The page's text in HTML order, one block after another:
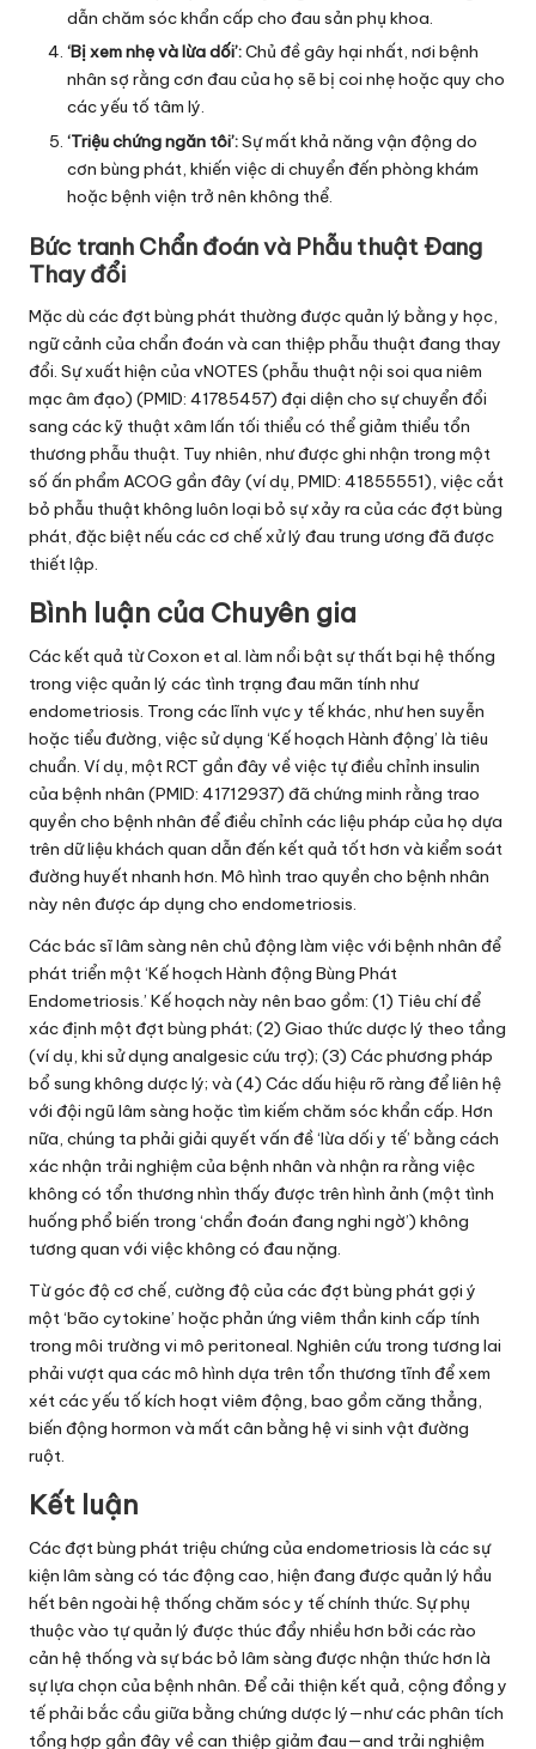
dẫn chăm sóc khẩn cấp cho đau sản phụ khoa.
‘Bị xem nhẹ và lừa dối’:Chủ đề gây hại nhất, nơi bệnh
nhân sợ rằng cơn đau của họ sẽ bị coi nhẹ hoặc quy cho
các yếu tố tâm lý.
‘Triệu chứng ngăn tôi’:Sự mất khả năng vận động do
cơn bùng phát, khiến việc di chuyển đến phòng khám
hoặc bệnh viện trở nên không thể.
Bức tranh Chẩn đoán và Phẫu thuật Đang
Thay đổi
Mặc dù các đợt bùng phát thường được quản lý bằng y học,
ngữ cảnh của chẩn đoán và can thiệp phẫu thuật đang thay
đổi. Sự xuất hiện của vNOTES (phẫu thuật nội soi qua niêm
mạc âm đạo) (PMID: 41785457) đại diện cho sự chuyển đổi
sang các kỹ thuật xâm lấn tối thiểu có thể giảm thiểu tổn
thương phẫu thuật. Tuy nhiên, như được ghi nhận trong một
số ấn phẩm ACOG gần đây (ví dụ, PMID: 41855551), việc cắt
bỏ phẫu thuật không luôn loại bỏ sự xảy ra của các đợt bùng
phát, đặc biệt nếu các cơ chế xử lý đau trung ương đã được
thiết lập.
Bình luận của Chuyên gia
Các kết quả từ Coxon et al. làm nổi bật sự thất bại hệ thống
trong việc quản lý các tình trạng đau mãn tính như
endometriosis. Trong các lĩnh vực y tế khác, như hen suyễn
hoặc tiểu đường, việc sử dụng ‘Kế hoạch Hành động’ là tiêu
chuẩn. Ví dụ, một RCT gần đây về việc tự điều chỉnh insulin
của bệnh nhân (PMID: 41712937) đã chứng minh rằng trao
quyền cho bệnh nhân để điều chỉnh các liệu pháp của họ dựa
trên dữ liệu khách quan dẫn đến kết quả tốt hơn và kiểm soát
đường huyết nhanh hơn. Mô hình trao quyền cho bệnh nhân
này nên được áp dụng cho endometriosis.
Các bác sĩ lâm sàng nên chủ động làm việc với bệnh nhân để
phát triển một ‘Kế hoạch Hành động Bùng Phát
Endometriosis.’ Kế hoạch này nên bao gồm: (1) Tiêu chí để
xác định một đợt bùng phát; (2) Giao thức dược lý theo tầng
(ví dụ, khi sử dụng analgesic cứu trợ); (3) Các phương pháp
bổ sung không dược lý; và (4) Các dấu hiệu rõ ràng để liên hệ
với đội ngũ lâm sàng hoặc tìm kiếm chăm sóc khẩn cấp. Hơn
nữa, chúng ta phải giải quyết vấn đề ‘lừa dối y tế’ bằng cách
xác nhận trải nghiệm của bệnh nhân và nhận ra rằng việc
không có tổn thương nhìn thấy được trên hình ảnh (một tình
huống phổ biến trong ‘chẩn đoán đang nghi ngờ’) không
tương quan với việc không có đau nặng.
Từ góc độ cơ chế, cường độ của các đợt bùng phát gợi ý
một ‘bão cytokine’ hoặc phản ứng viêm thần kinh cấp tính
trong môi trường vi mô peritoneal. Nghiên cứu trong tương lai
phải vượt qua các mô hình dựa trên tổn thương tĩnh để xem
xét các yếu tố kích hoạt viêm động, bao gồm căng thẳng,
biến động hormon và mất cân bằng hệ vi sinh vật đường
ruột.
Kết luận
Các đợt bùng phát triệu chứng của endometriosis là các sự
kiện lâm sàng có tác động cao, hiện đang được quản lý hầu
hết bên ngoài hệ thống chăm sóc y tế chính thức. Sự phụ
thuộc vào tự quản lý được thúc đẩy nhiều hơn bởi các rào
cản hệ thống và sự bác bỏ lâm sàng được nhận thức hơn là
sự lựa chọn của bệnh nhân. Để cải thiện kết quả, cộng đồng y
tế phải bắc cầu giữa bằng chứng dược lý—như các phân tích
tổng hợp gần đây về can thiệp giảm đau—and trải nghiệm